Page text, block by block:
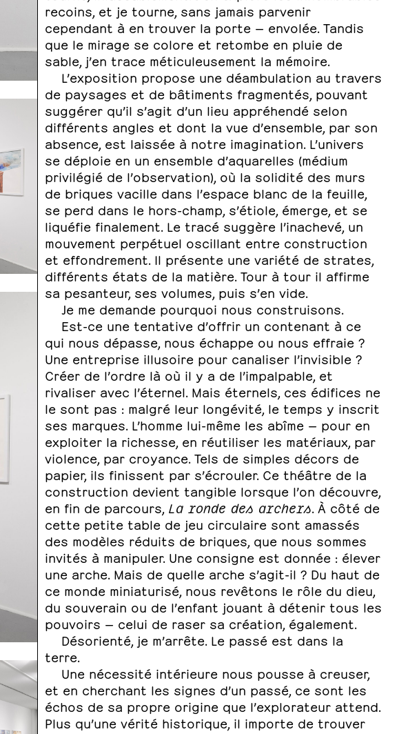
recoins, et je tourne, sans jamais parvenir
cependant à en trouver la porte — envolée. Tandis
que le mirage se colore et retombe en pluie de
sable, j’en trace méticuleusement la mémoire.
L’exposition propose une déambulation au travers
de paysages et de bâtiments fragmentés, pouvant
suggérer qu’il s’agit d’un lieu appréhendé selon
différents angles et dont la vue d’ensemble, par son
absence, est laissée à notre imagination. L’univers
se déploie en un ensemble d’aquarelles (médium
privilégié de l’observation), où la solidité des murs
de briques vacille dans l’espace blanc de la feuille,
se perd dans le hors-champ, s’étiole, émerge, et se
liquéfie finalement. Le tracé suggère l’inachevé, un
mouvement perpétuel oscillant entre construction
et effondrement. Il présente une variété de strates,
différents états de la matière. Tour à tour il affirme
sa pesanteur, ses volumes, puis s’en vide.
Je me demande pourquoi nous construisons.
Est-ce une tentative d’offrir un contenant à ce
qui nous dépasse, nous échappe ou nous effraie ?
Une entreprise illusoire pour canaliser l’invisible ?
Créer de l’ordre là où il y a de l’impalpable, et
rivaliser avec l’éternel. Mais éternels, ces édifices ne
le sont pas : malgré leur longévité, le temps y inscrit
ses marques. L’homme lui-même les abîme — pour en
exploiter la richesse, en réutiliser les matériaux, par
violence, par croyance. Tels de simples décors de
papier, ils finissent par s’écrouler. Ce théâtre de la
construction devient tangible lorsque l’on découvre,
en fin de parcours, La ronde des archers. À côté de
cette petite table de jeu circulaire sont amassés
des modèles réduits de briques, que nous sommes
invités à manipuler. Une consigne est donnée : élever
une arche. Mais de quelle arche s’agit-il ? Du haut de
ce monde miniaturisé, nous revêtons le rôle du dieu,
du souverain ou de l’enfant jouant à détenir tous les
pouvoirs — celui de raser sa création, également.
Désorienté, je m’arrête. Le passé est dans la
terre.
Une nécessité intérieure nous pousse à creuser,
et en cherchant les signes d’un passé, ce sont les
échos de sa propre origine que l’explorateur attend.
Plus qu’une vérité historique, il importe de trouver